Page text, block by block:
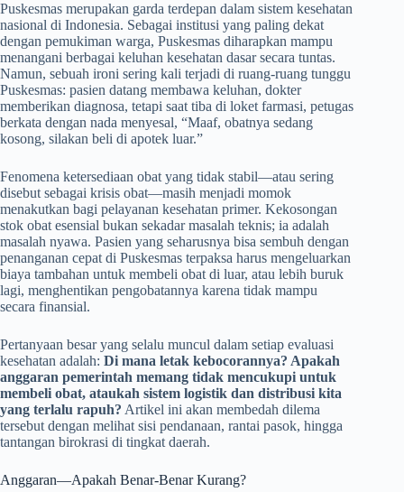
Puskesmas merupakan garda terdepan dalam sistem kesehatan
nasional di Indonesia. Sebagai institusi yang paling dekat
dengan pemukiman warga, Puskesmas diharapkan mampu
menangani berbagai keluhan kesehatan dasar secara tuntas.
Namun, sebuah ironi sering kali terjadi di ruang-ruang tunggu
Puskesmas: pasien datang membawa keluhan, dokter
memberikan diagnosa, tetapi saat tiba di loket farmasi, petugas
berkata dengan nada menyesal, “Maaf, obatnya sedang
kosong, silakan beli di apotek luar.”
Fenomena ketersediaan obat yang tidak stabil—atau sering
disebut sebagai krisis obat—masih menjadi momok
menakutkan bagi pelayanan kesehatan primer. Kekosongan
stok obat esensial bukan sekadar masalah teknis; ia adalah
masalah nyawa. Pasien yang seharusnya bisa sembuh dengan
penanganan cepat di Puskesmas terpaksa harus mengeluarkan
biaya tambahan untuk membeli obat di luar, atau lebih buruk
lagi, menghentikan pengobatannya karena tidak mampu
secara finansial.
Pertanyaan besar yang selalu muncul dalam setiap evaluasi
kesehatan adalah: Di mana letak kebocorannya? Apakah
anggaran pemerintah memang tidak mencukupi untuk
membeli obat, ataukah sistem logistik dan distribusi kita
yang terlalu rapuh? Artikel ini akan membedah dilema
tersebut dengan melihat sisi pendanaan, rantai pasok, hingga
tantangan birokrasi di tingkat daerah.
Anggaran—Apakah Benar-Benar Kurang?